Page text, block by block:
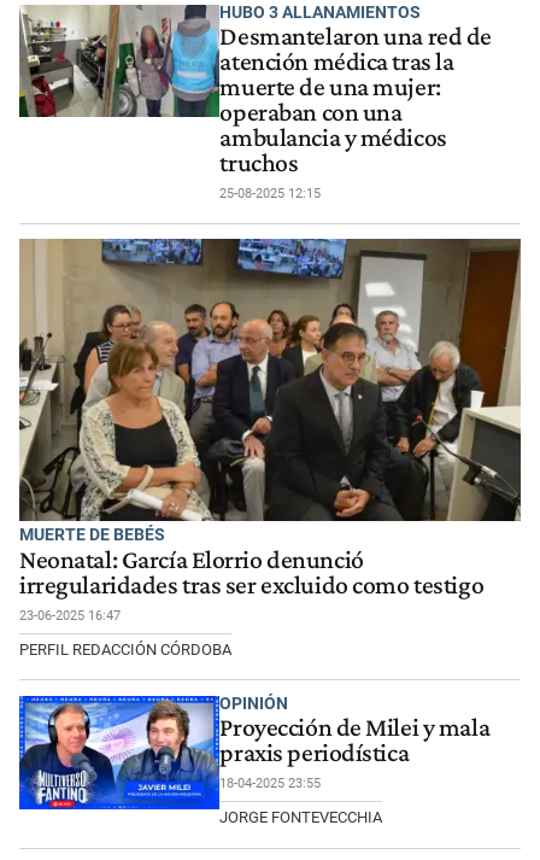
HUBO 3 ALLANAMIENTOS
Desmantelaron una red de
atención médica tras la
muerte de una mujer:
operaban con una
ambulancia y médicos
truchos
25-08-2025 12:15
MUERTE DE BEBÉS
Neonatal: García Elorrio denunció
irregularidades tras ser excluido como testigo
23-06-2025 16:47
PERFIL REDACCIÓN CÓRDOBA
OPINIÓN
Proyección de Milei y mala
praxis periodística
18-04-2025 23:55
JORGE FONTEVECCHIA